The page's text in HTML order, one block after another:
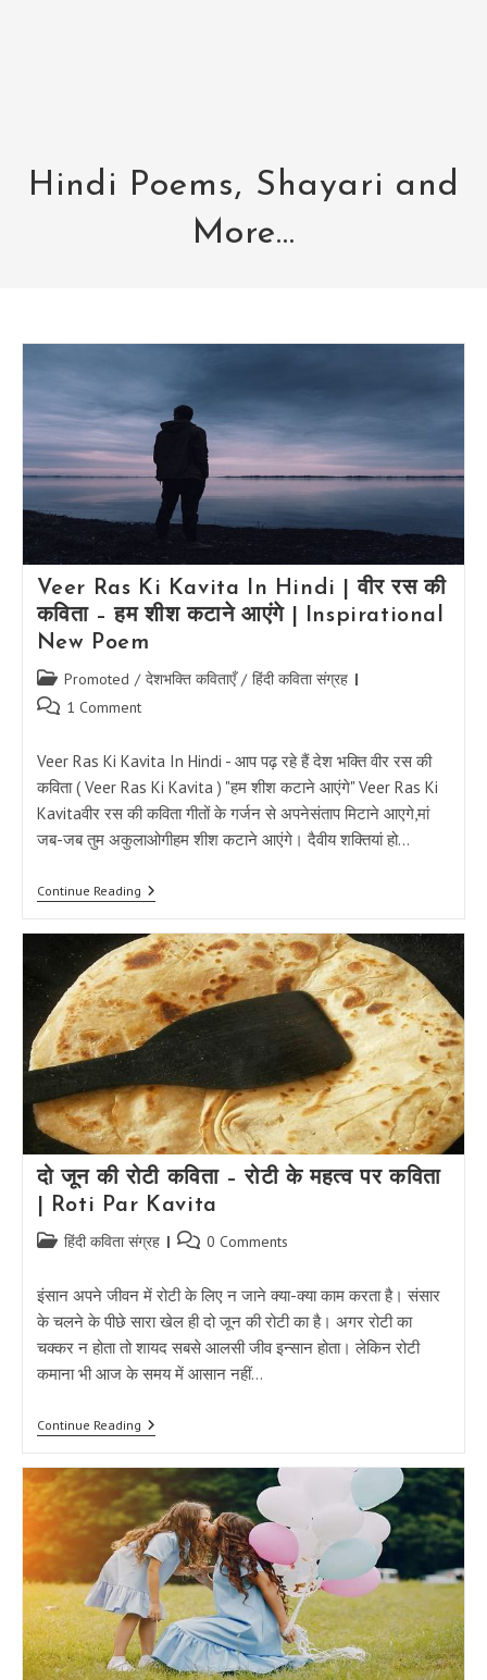
Hindi Poems, Shayari and
More...
Veer Ras Ki Kavita In Hindi | वीर रस की
कविता – हम शीश कटाने आएंगे | Inspirational
New Poem
Post
category:
Promoted / देशभक्ति कविताएँ / हिंदी कविता संग्रह
Post 1 Comment
Veer Ras Ki Kavita In Hindi - आप पढ़ रहे हैं देश भक्ति वीर रस की
कविता ( Veer Ras Ki Kavita ) "हम शीश कटाने आएंगे" Veer Ras Ki
Kavitaवीर रस की कविता गीतों के गर्जन से अपनेसंताप मिटाने आएगे,मां
जब-जब तुम अकुलाओगीहम शीश कटाने आएंगे। दैवीय शक्तियां हो…
Continue ReadingVeer
Ras
Kavita
In
Hindi
|
वीर
रस
की
कविता
–
हम
शीश
कटाने
आएंगे
|
Inspirational
New
दो जून की रोटी कविता – रोटी के महत्व पर कविता
| Roti Par Kavita
Post हिंदी कविता संग्रह
Post 0 Comments
इंसान अपने जीवन में रोटी के लिए न जाने क्या-क्या काम करता है। संसार
के चलने के पीछे सारा खेल ही दो जून की रोटी का है। अगर रोटी का
चक्कर न होता तो शायद सबसे आलसी जीव इन्सान होता। लेकिन रोटी
कमाना भी आज के समय में आसान नहीं…
Continue Readingदो
जून
रोटी
कविता
रोटी
के
महत्व
पर
कविता
|
Roti
Par
Kavita